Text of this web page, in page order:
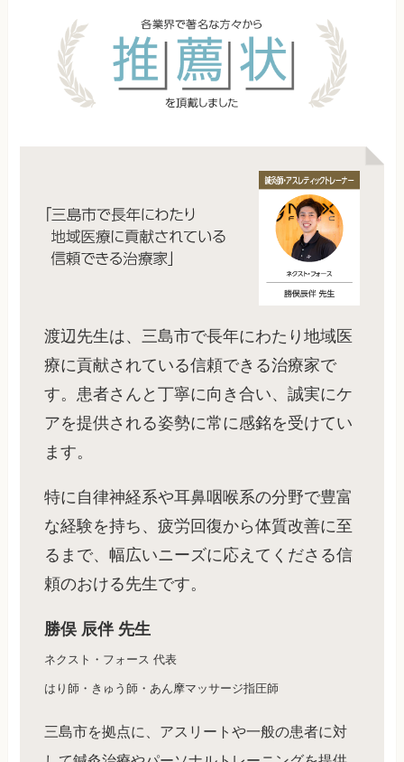
渡辺先生は、三島市で長年にわたり地域医
療に貢献されている信頼できる治療家で
す。患者さんと丁寧に向き合い、誠実にケ
アを提供される姿勢に常に感銘を受けてい
ます。
特に自律神経系や耳鼻咽喉系の分野で豊富
な経験を持ち、疲労回復から体質改善に至
るまで、幅広いニーズに応えてくださる信
頼のおける先生です。
勝俣 辰伴 先生
ネクスト・フォース 代表
はり師・きゅう師・あん摩マッサージ指圧師
三島市を拠点に、アスリートや一般の患者に対